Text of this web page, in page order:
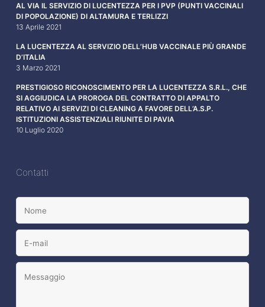
AL VIA IL SERVIZIO DI LUCENTEZZA PER I PVP (PUNTI VACCINALI
DI POPOLAZIONE) DI ALTAMURA E TERLIZZI
13 Aprile 2021
LA LUCENTEZZA AL SERVIZIO DELL’HUB VACCINALE PIÙ GRANDE
D’ITALIA
3 Marzo 2021
PRESTIGIOSO RICONOSCIMENTO PER LA LUCENTEZZA S.R.L., CHE
SI AGGIUDICA LA PROROGA DEL CONTRATTO DI APPALTO
RELATIVO AI SERVIZI DI CLEANING A FAVORE DELL’A.S.P.
ISTITUZIONI ASSISTENZIALI RIUNITE DI PAVIA
10 Luglio 2020
Contatti